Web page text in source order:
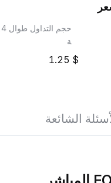
ة
1.25
الشائعة